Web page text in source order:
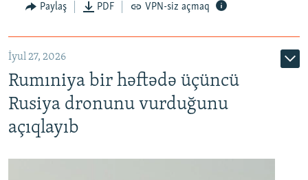
Paylaş PDF VPN-siz açmaq
İyul 27, 2026
Rumıniya bir həftədə üçüncü
Rusiya dronunu vurduğunu
açıqlayıb